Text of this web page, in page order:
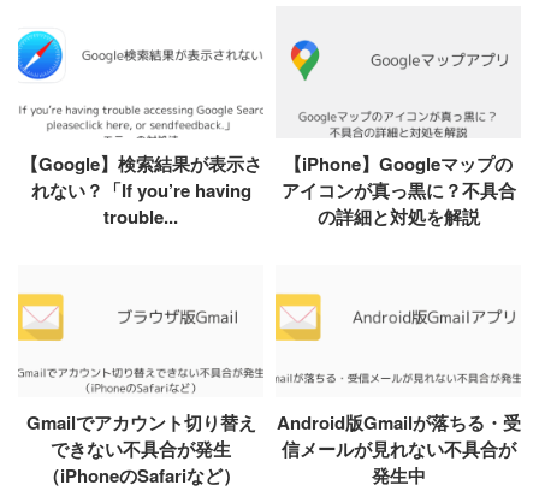
【Google】検索結果が表示さ
れない？「If you’re having
trouble...
【iPhone】Googleマップの
アイコンが真っ黒に？不具合
の詳細と対処を解説
Gmailでアカウント切り替え
できない不具合が発生
（iPhoneのSafariなど）
Android版Gmailが落ちる・受
信メールが見れない不具合が
発生中